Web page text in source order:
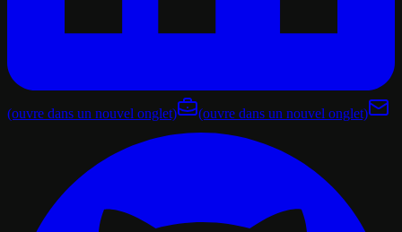
(ouvre dans un nouvel onglet) (ouvre dans un nouvel onglet)